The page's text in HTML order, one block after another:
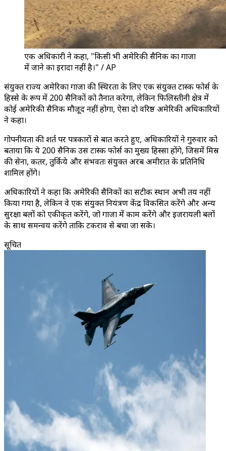
एक अधिकारी ने कहा, "किसी भी अमेरिकी सैनिक का गाजा
में जाने का इरादा नहीं है।" / AP
संयुक्त राज्य अमेरिका गाजा की स्थिरता के लिए एक संयुक्त टास्क फोर्स के
हिस्से के रूप में 200 सैनिकों को तैनात करेगा, लेकिन फिलिस्तीनी क्षेत्र में
कोई अमेरिकी सैनिक मौजूद नहीं होगा, ऐसा दो वरिष्ठ अमेरिकी अधिकारियों
ने कहा।
गोपनीयता की शर्त पर पत्रकारों से बात करते हुए, अधिकारियों ने गुरुवार को
बताया कि ये 200 सैनिक उस टास्क फोर्स का मुख्य हिस्सा होंगे, जिसमें मिस्र
की सेना, कतर, तुर्किये और संभवतः संयुक्त अरब अमीरात के प्रतिनिधि
शामिल होंगे।
अधिकारियों ने कहा कि अमेरिकी सैनिकों का सटीक स्थान अभी तय नहीं
किया गया है, लेकिन वे एक संयुक्त नियंत्रण केंद्र विकसित करेंगे और अन्य
सुरक्षा बलों को एकीकृत करेंगे, जो गाजा में काम करेंगे और इजरायली बलों
के साथ समन्वय करेंगे ताकि टकराव से बचा जा सके।
सूचित